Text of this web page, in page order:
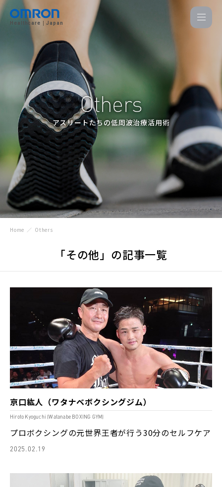
Healthcare Japan
Others
アスリートたちの低周波治療活用術
Home Others
「その他」の記事一覧
京口紘人（ワタナベボクシングジム）
Hiroto Kyoguchi (Watanabe BOXING GYM)
プロボクシングの元世界王者が行う30分のセルフケア
2025.02.19